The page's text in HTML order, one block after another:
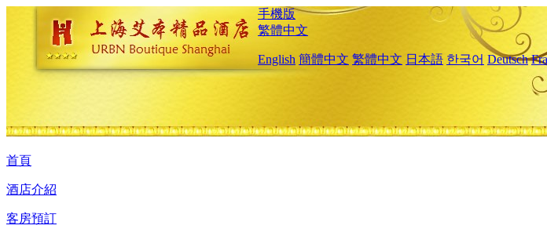
手機版
繁體中文
English 簡體中文 繁體中文 日本語 한국어 Deutsch
首頁
酒店介紹
客房預訂